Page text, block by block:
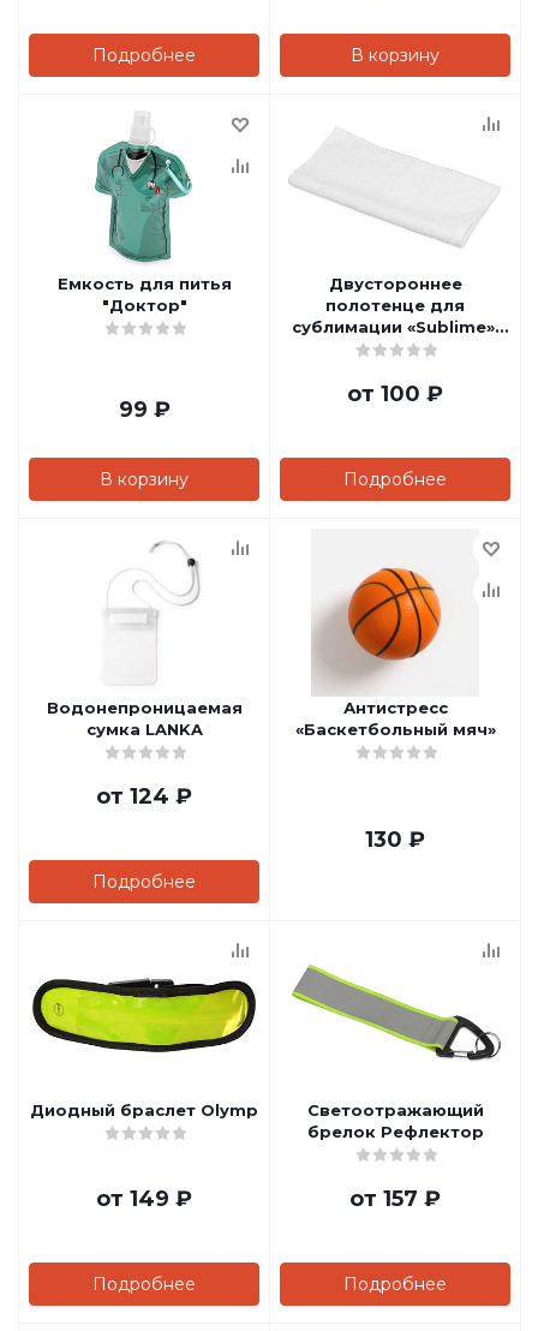
Подробнее В корзину
Емкость для питья
"Доктор"
99 ₽
В корзину
Двустороннее
полотенце для
сублимации «Sublime»,
30*30
от 100 ₽
Подробнее
Водонепроницаемая
сумка LANKA
от 124 ₽
Подробнее
Антистресс
«Баскетбольный мяч»
130 ₽
Диодный браслет Olymp
от 149 ₽
Подробнее
Светоотражающий
брелок Рефлектор
от 157 ₽
Подробнее